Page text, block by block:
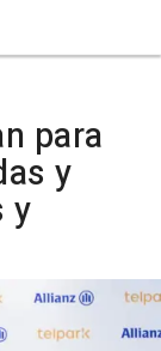
para
y
y